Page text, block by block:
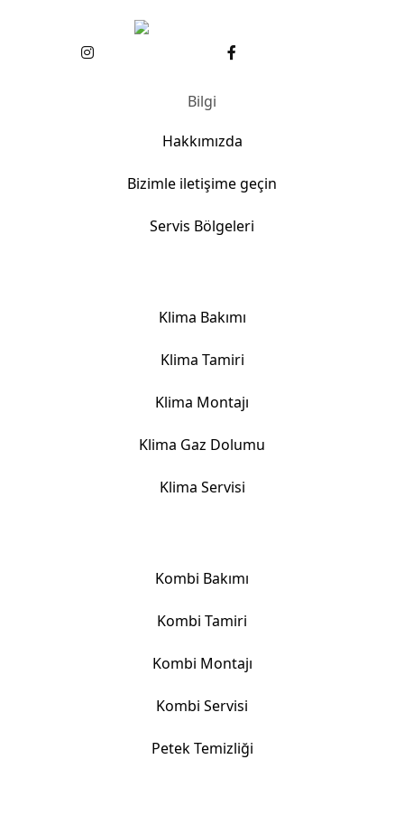
Bilgi
Hakkımızda
Bizimle iletişime geçin
Servis Bölgeleri
Klima Bakımı
Klima Tamiri
Klima Montajı
Klima Gaz Dolumu
Klima Servisi
Kombi Bakımı
Kombi Tamiri
Kombi Montajı
Kombi Servisi
Petek Temizliği